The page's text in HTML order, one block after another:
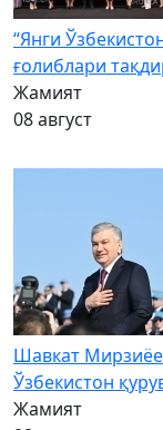
“Янги
ғолиблари
Жамият
08 август
Шавкат
Ўзбекистон
Жамият